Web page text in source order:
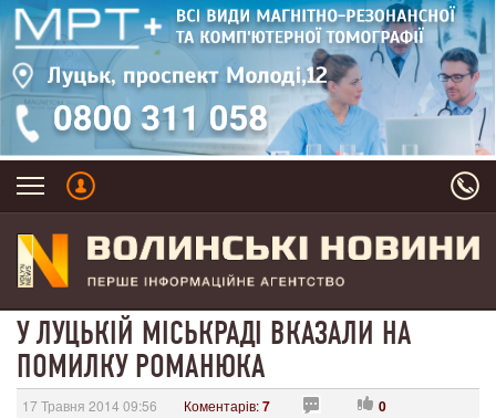
У ЛУЦЬКІЙ МІСЬКРАДІ ВКАЗАЛИ НА
ПОМИЛКУ РОМАНЮКА
17 Травня 2014 09:56 Коментарів:7 0